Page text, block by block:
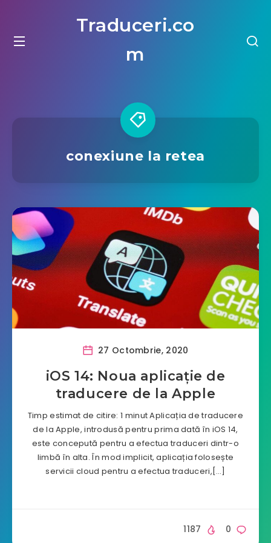
Traduceri.co
m
conexiune la retea
27 Octombrie, 2020
iOS 14: Noua aplicație de
traducere de la Apple
Timp estimat de citire: 1 minut Aplicația de traducere
de la Apple, introdusă pentru prima dată în iOS 14,
este concepută pentru a efectua traduceri dintr-o
limbă în alta. În mod implicit, aplicația folosește
servicii cloud pentru a efectua traduceri,[…]
0
1187